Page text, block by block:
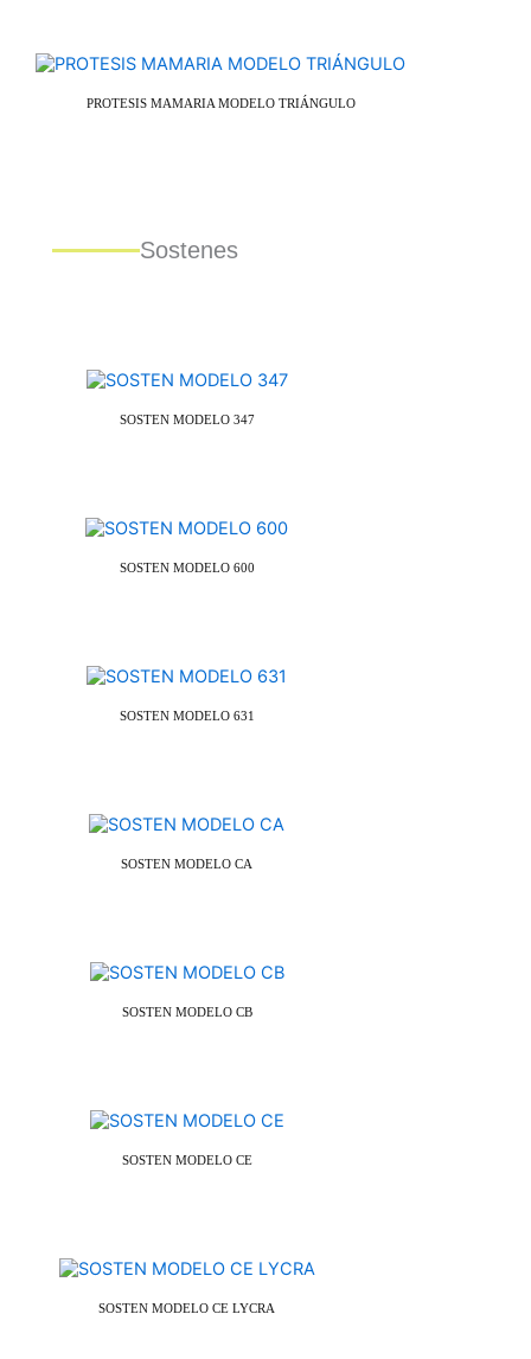
PROTESIS MAMARIA MODELO TRIÁNGULO
Sostenes
SOSTEN MODELO 347
SOSTEN MODELO 600
SOSTEN MODELO 631
SOSTEN MODELO CA
SOSTEN MODELO CB
SOSTEN MODELO CE
SOSTEN MODELO CE LYCRA